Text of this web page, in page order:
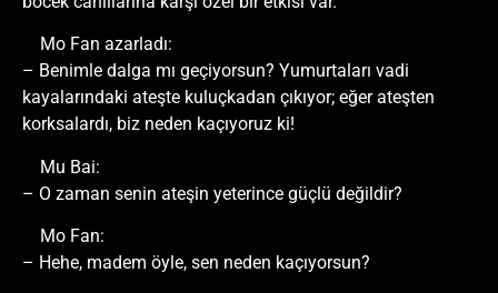
Mo Fan azarladı:
– Benimle dalga mı geçiyorsun? Yumurtaları vadi
kayalarındaki ateşte kuluçkadan çıkıyor; eğer ateşten
korksalardı, biz neden kaçıyoruz ki!
Mu Bai:
– O zaman senin ateşin yeterince güçlü değildir?
Mo Fan:
– Hehe, madem öyle, sen neden kaçıyorsun?